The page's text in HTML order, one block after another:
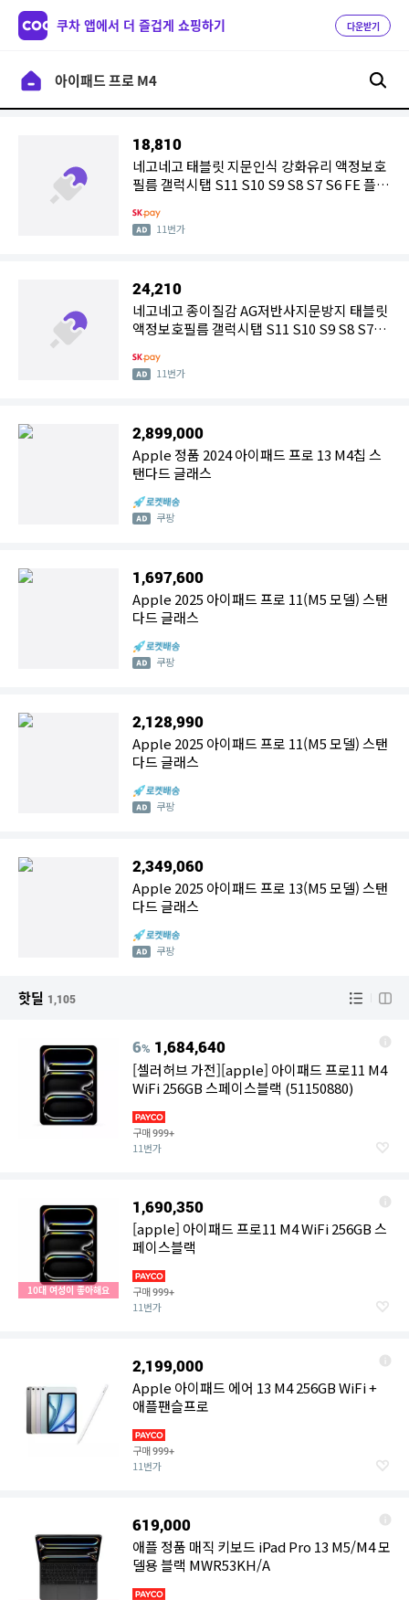
쿠차 앱에서 더 즐겁게 쇼핑하기 다운받기
18,810
네고네고 태블릿 지문인식 강화유리 액정보호
필름 갤럭시탭 S11 S10 S9 S8 S7 S6 FE 플러
M2 8세대 7세대 6세대 5세대 4세대 3세대 2세
대 1세대
11번가
24,210
네고네고 종이질감 AG저반사지문방지 태블릿
액정보호필름 갤럭시탭 S11 S10 S9 S8 S7
M5 M4 M3 M2 8세대 7세대 6세대 5세대 4세
대 3세대 2세대 1세대
11번가
2,899,000
Apple 정품 2024 아이패드 프로 13 M4칩 스
탠다드 글래스
쿠팡
1,697,600
Apple 2025 아이패드 프로 11(M5 모델) 스탠
다드 글래스
쿠팡
2,128,990
Apple 2025 아이패드 프로 11(M5 모델) 스탠
다드 글래스
쿠팡
2,349,060
Apple 2025 아이패드 프로 13(M5 모델) 스탠
다드 글래스
쿠팡
핫딜 1,105
6% 1,684,640
[셀러허브 가전][apple] 아이패드 프로11 M4
WiFi 256GB 스페이스블랙 (51150880)
구매999+
11번가
10대 여성이 좋아해요
1,690,350
[apple] 아이패드 프로11 M4 WiFi 256GB 스
페이스블랙
구매999+
11번가
2,199,000
Apple 아이패드 에어 13 M4 256GB WiFi +
애플팬슬프로
구매999+
11번가
619,000
애플 정품 매직 키보드 iPad Pro 13 M5/M4 모
델용 블랙 MWR53KH/A